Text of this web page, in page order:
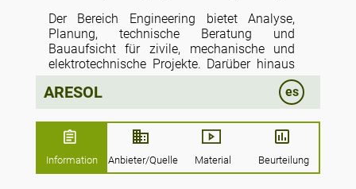
Der Bereich Engineering bietet Analyse,
Planung, technische Beratung und
Bauaufsicht für zivile, mechanische und
elektrotechnische Projekte. Darüber hinaus
führen wir den Betrieb und die Wartung
unserer eigenen und fremder
Photovoltaikanlagen durch.
Bis heute hat Grupo Aresol in mehreren
Ländern wie Spanien, Afrika, Brasilien und
Chile Photovoltaikanlagen gebaut bzw. baut
ARESOL es
Information Anbieter/Quelle Material Beurteilung